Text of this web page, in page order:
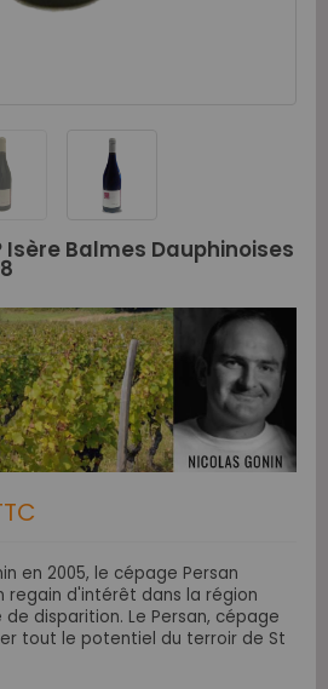
Isère Balmes Dauphinoises
en 2005, le cépage Persan
regain d'intérêt dans la région
de disparition. Le Persan, cépage
tout le potentiel du terroir de St